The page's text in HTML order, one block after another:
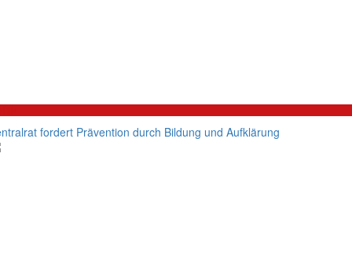
fordert Prävention durch Bildung und Aufklärung